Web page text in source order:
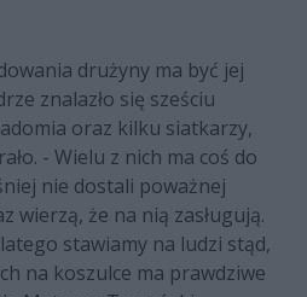
drużyny ma być jej
znalazło się sześciu
oraz kilku siatkarzy,
- Wielu z nich ma coś do
nie dostali poważnej
wierzą, że na nią zasługują.
stawiamy na ludzi stąd,
na koszulce ma prawdziwe